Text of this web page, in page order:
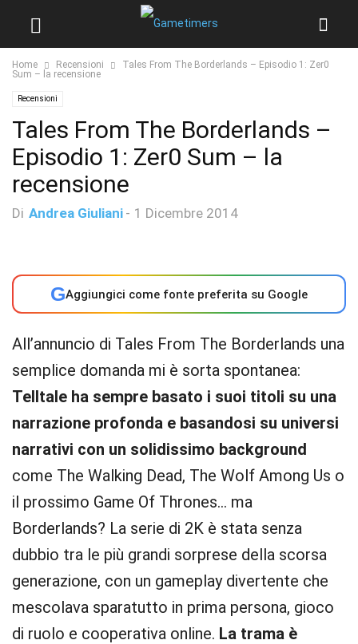
Home Recensioni
Tales From The Borderlands – Episodio 1: Zer0
Sum – la recensione
Recensioni
Tales From The Borderlands –
Episodio 1: Zer0 Sum – la
recensione
Di Andrea Giuliani - 1 Dicembre 2014
GAggiungici come fonte preferita su Google
All’annuncio di Tales From The Borderlands una
semplice domanda mi è sorta spontanea:
Telltale ha sempre basato i suoi titoli su una
narrazione profonda e basandosi su universi
narrativi con un solidissimo background
come The Walking Dead, The Wolf Among Us o
il prossimo Game Of Thrones… ma
Borderlands? La serie di 2K è stata senza
dubbio tra le più grandi sorprese della scorsa
generazione, con un gameplay divertente che
mescolava sparatutto in prima persona, gioco
di ruolo e cooperativa online. La trama è